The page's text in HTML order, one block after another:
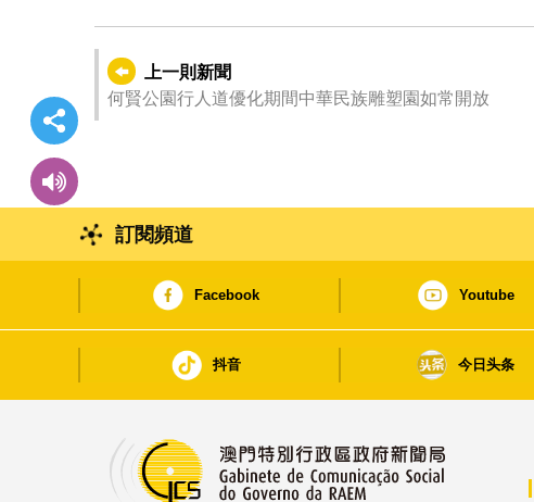
上一則新聞
何賢公園行人道優化期間中華民族雕塑園如常開放
訂閱頻道
Facebook Youtube
抖音 今日头条